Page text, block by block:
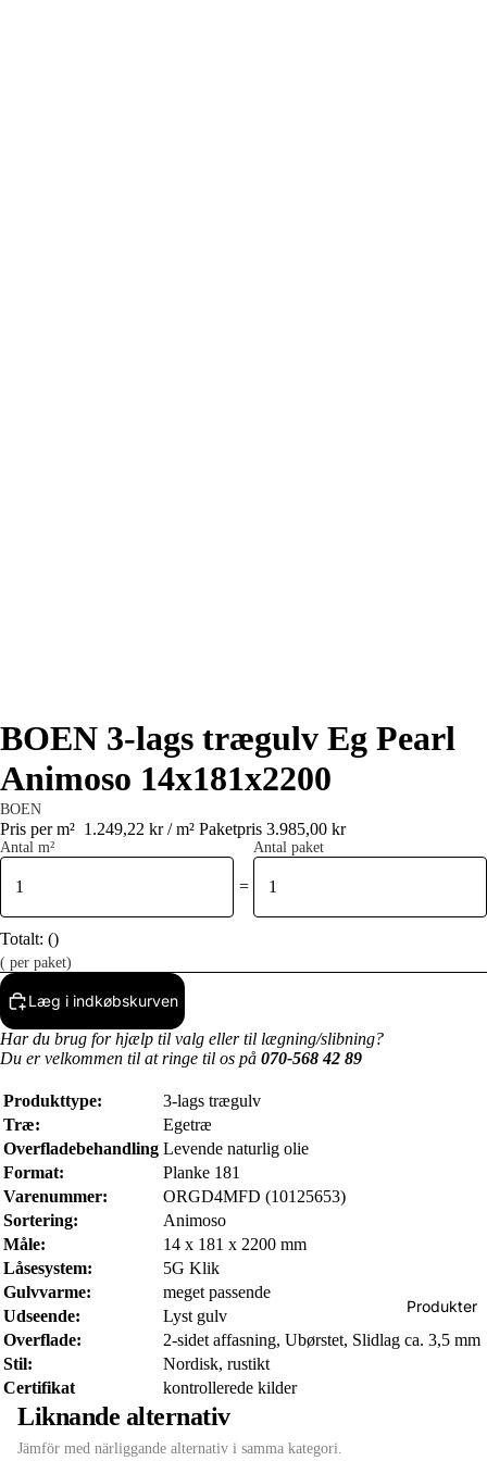
Produkter
BOEN 3-lags trægulv Eg Pearl
Animoso 14x181x2200
BOEN
Pris per m² 1.249,22 kr / m² Paketpris 3.985,00 kr
Antal m²
=
Antal paket
Totalt: ()
( per paket)
Læg i indkøbskurven
Har du brug for hjælp til valg eller til lægning/slibning?
Du er velkommen til at ringe til os på 070-568 42 89
Produkttype:
3-lags trægulv
Træ:
Egetræ
Overfladebehandling Levende naturlig olie
Format:
Planke 181
Varenummer:
ORGD4MFD (10125653)
Sortering:
Animoso
Måle:
14 x 181 x 2200 mm
Låsesystem:
5G Klik
Gulvvarme:
meget passende
Udseende:
Lyst gulv
Overflade:
2-sidet affasning, Ubørstet, Slidlag ca. 3,5 mm
Stil:
Nordisk, rustikt
Certifikat
kontrollerede kilder
Liknande alternativ
Jämför med närliggande alternativ i samma kategori.